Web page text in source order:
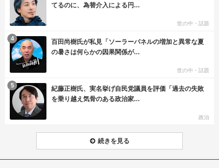
てるのに、為替介入による円...
世の中・話題
百田尚樹氏が私見「ソーラーパネルの増加と異常な夏
の暑さは何らかの因果関係が...
世の中・話題
4
紀藤正樹氏、実名挙げ自民党議員を評価「過去の失敗
を乗り越え気骨のある政治家...
政治
5
続きを見る